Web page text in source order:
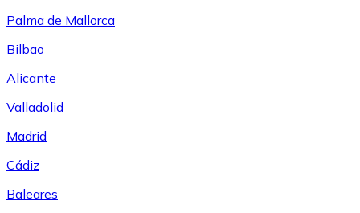
Palma de Mallorca
Bilbao
Alicante
Valladolid
Madrid
Cádiz
Baleares